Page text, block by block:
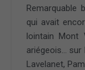
Remarquable
qui avait
lointain
ariégeois… sur
Lavelanet,